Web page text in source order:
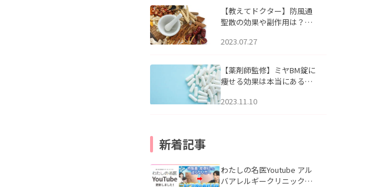
【教えてドクター】防風通
聖散の効果や副作用は？長
2023.07.27
【薬剤師監修】ミヤBM錠に
痩せる効果は本当にある
2023.11.10
新着記事
わたしの名医Youtube アル
バアレルギークリニック札